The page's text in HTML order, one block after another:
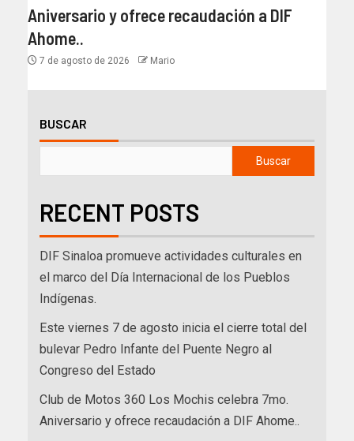
Aniversario y ofrece recaudación a DIF
Ahome..
7 de agosto de 2026 Mario
BUSCAR
Buscar
RECENT POSTS
DIF Sinaloa promueve actividades culturales en
el marco del Día Internacional de los Pueblos
Indígenas.
Este viernes 7 de agosto inicia el cierre total del
bulevar Pedro Infante del Puente Negro al
Congreso del Estado
Club de Motos 360 Los Mochis celebra 7mo.
Aniversario y ofrece recaudación a DIF Ahome..